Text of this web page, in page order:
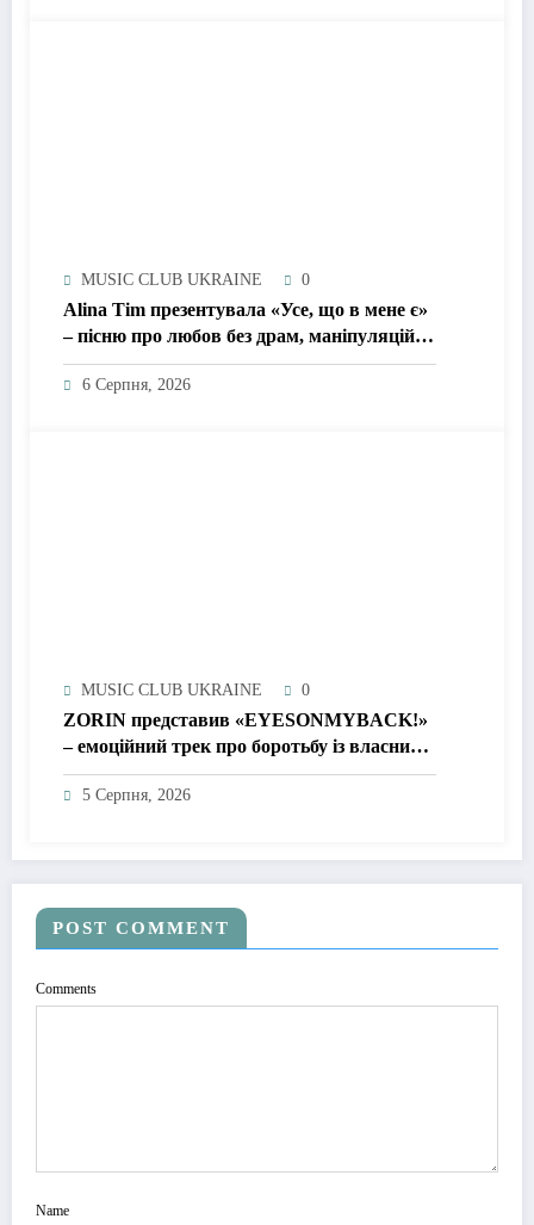
MUSIC CLUB UKRAINE 0
Alina Tim презентувала «Усе, що в мене є»
– пісню про любов без драм, маніпуляцій і
зайвих ігор
6 Серпня, 2026
MUSIC CLUB UKRAINE 0
ZORIN представив «EYESONMYBACK!»
– емоційний трек про боротьбу із власними
думками
5 Серпня, 2026
POST COMMENT
Comments
Name